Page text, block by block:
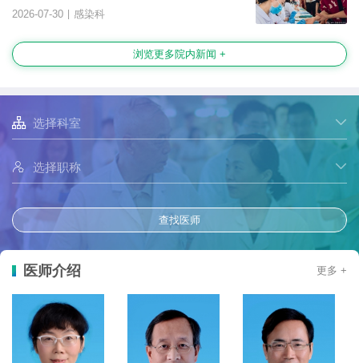
2026-07-30 | 感染科
浏览更多院内新闻 +


查找医师
医师介绍 更多 +